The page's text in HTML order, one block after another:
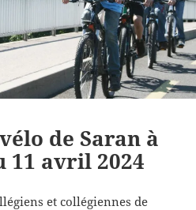
de Saran à
11 avril 2024
et collégiennes de